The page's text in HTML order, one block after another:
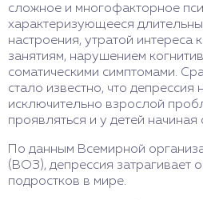
сложное и многофакторное
характеризующееся
настроения, утратой интереса
занятиям, нарушением
соматическими симптомами.
стало известно, что депрессия
исключительно взрослой
проявляться и у детей начиная
По данным Всемирной
(ВОЗ), депрессия затрагивает
подростков в мире.